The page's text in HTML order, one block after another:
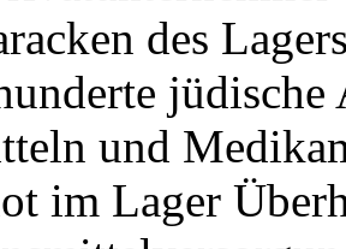
des
und
im Lager